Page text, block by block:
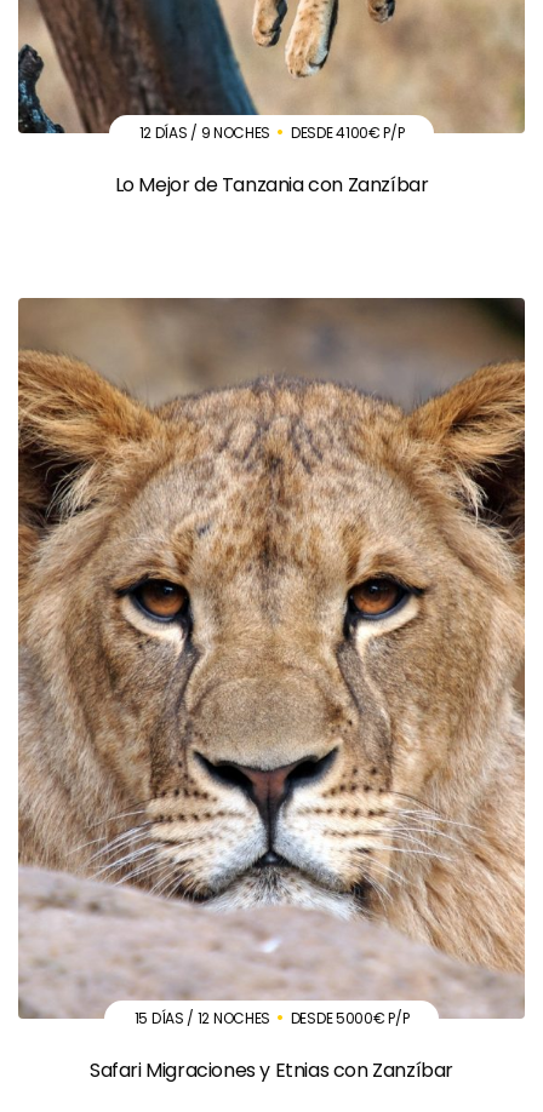
12 DÍAS / 9 NOCHES DESDE 4100€ P/P
Lo Mejor de Tanzania con Zanzíbar
15 DÍAS / 12 NOCHES DESDE 5000€ P/P
Safari Migraciones y Etnias con Zanzíbar